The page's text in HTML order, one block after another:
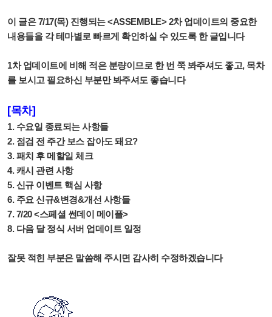
이 글은 7/17(목) 진행되는 <ASSEMBLE> 2차 업데이트의 중요한
내용들을 각 테마별로 빠르게 확인하실 수 있도록 한 글입니다
1차 업데이트에 비해 적은 분량이므로 한 번 쭉 봐주셔도 좋고, 목차
를 보시고 필요하신 부분만 봐주셔도 좋습니다
[목차]
1. 수요일 종료되는 사항들
2. 점검 전 주간 보스 잡아도 돼요?
3. 패치 후 메할일 체크
4. 캐시 관련 사항
5. 신규 이벤트 핵심 사항
6. 주요 신규&변경&개선 사항들
7. 7/20 <스페셜 썬데이 메이플>
8. 다음 달 정식 서버 업데이트 일정
잘못 적힌 부분은 말씀해 주시면 감사히 수정하겠습니다